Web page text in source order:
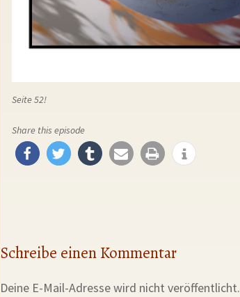
Seite 52!
Share this episode
Schreibe einen Kommentar
Deine E-Mail-Adresse wird nicht veröffentlicht.